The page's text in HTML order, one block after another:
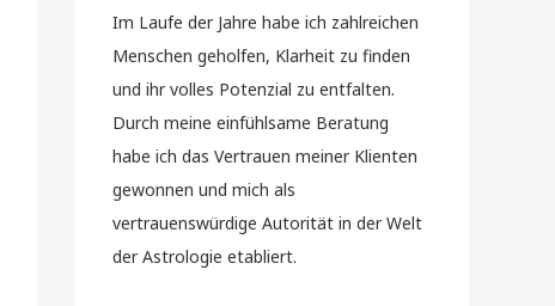
Im Laufe der Jahre habe ich zahlreichen
Menschen geholfen, Klarheit zu finden
und ihr volles Potenzial zu entfalten.
Durch meine einfühlsame Beratung
habe ich das Vertrauen meiner Klienten
gewonnen und mich als
vertrauenswürdige Autorität in der Welt
der Astrologie etabliert.